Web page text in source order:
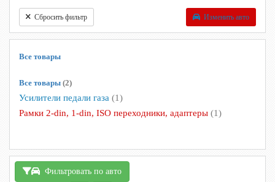
Сбросить фильтр Изменить авто
Все товары
Все товары (2)
Усилители педали газа (1)
Рамки 2-din, 1-din, ISO переходники, адаптеры (1)
Фильтровать по авто